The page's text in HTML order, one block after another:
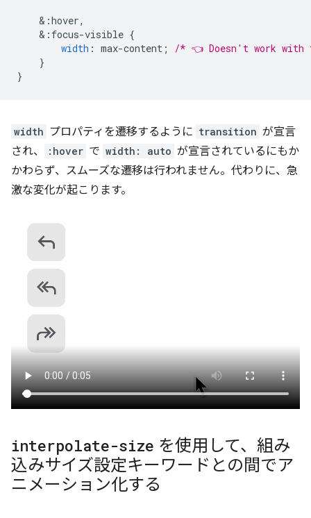
& :hover,
& :focus-visible {
width : max-content ;
/* 👈 Doesn't work
}
}
width プロパティを遷移するように transition が宣言
され、
:hover で width: auto が宣言されているにもか
かわらず、スムーズな遷移は行われません。代わりに、急
激な変化が起こります。
interpolate-size を使用して、組み
込みサイズ設定キーワードとの間でア
ニメーション化する